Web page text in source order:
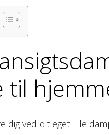
til
dig ved dit eget lille